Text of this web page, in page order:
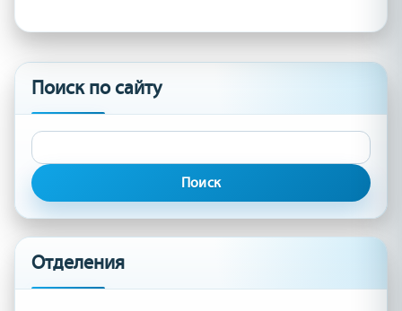
Поиск по сайту
Найти:
Отделения